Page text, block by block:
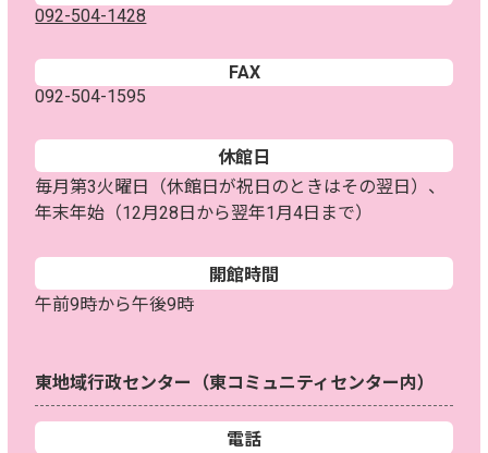
092-504-1428
FAX
092-504-1595
休館日
毎月第3火曜日（休館日が祝日のときはその翌日）、
年末年始（12月28日から翌年1月4日まで）
開館時間
午前9時から午後9時
東地域行政センター（東コミュニティセンター内）
電話